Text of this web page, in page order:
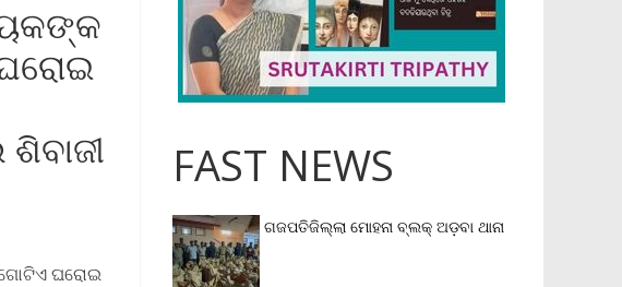
ଗୋଟିଏ ଘରୋଇ
FAST NEWS
ଗଜପତିଜିଲ୍ଲା ମୋହନା ବ୍ଲକ୍‌ ଅଡ଼ବା ଥାନା